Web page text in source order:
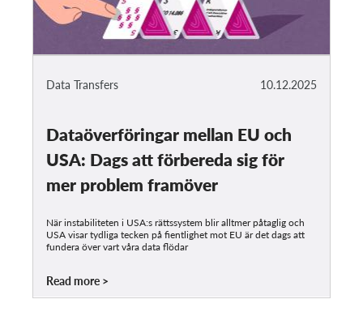
10.12.2025
Data Transfers
Dataöverföringar mellan EU och
USA: Dags att förbereda sig för
mer problem framöver
När instabiliteten i USA:s rättssystem blir alltmer påtaglig och
USA visar tydliga tecken på fientlighet mot EU är det dags att
fundera över vart våra data flödar
Read more